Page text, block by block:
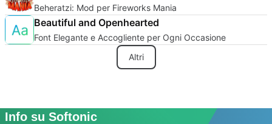
Beheratzi: Mod per Fireworks Mania
Beautiful and Openhearted
Font Elegante e Accogliente per Ogni Occasione
Altri
Info su Softonic